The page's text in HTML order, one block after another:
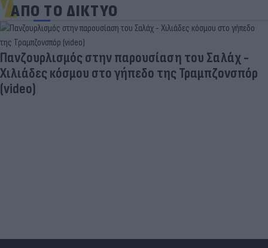
ΑΠΟ ΤΟ ΔΙΚΤΥΟ
Πανζουρλισμός στην παρουσίαση του Σαλάχ -
Χιλιάδες κόσμου στο γήπεδο της Τραμπζονσπόρ
(video)